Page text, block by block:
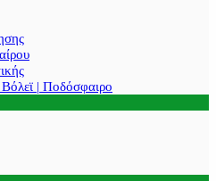
| Ποδόσφαιρο